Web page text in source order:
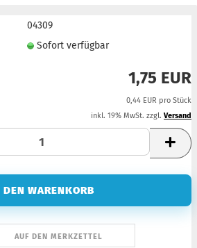
04309
Sofort verfügbar
1,75 EUR
0,44 EUR pro Stück
inkl. 19% MwSt. zzgl. Versand
AUF DEN MERKZETTEL